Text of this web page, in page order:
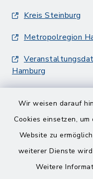
Wir weisen darauf
Cookies einsetzen,
Website zu
weiterer Dienste
Weitere
Kreis Steinburg
Metropolregion
Hamburg